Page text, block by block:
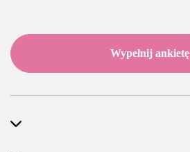
Wypełnij ankietę